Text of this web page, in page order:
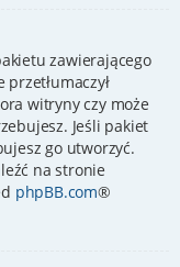
zawierającego
witryny czy może
Jeśli pakiet
go utworzyć.
na stronie
phpBB.com®